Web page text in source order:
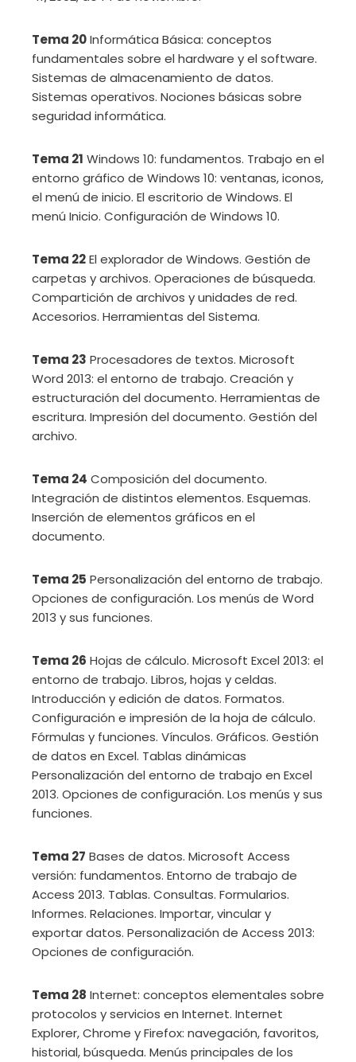
Tema 20Informática Básica: conceptos
fundamentales sobre el hardware y el software.
Sistemas de almacenamiento de datos.
Sistemas operativos. Nociones básicas sobre
seguridad informática.
Tema 21 Windows 10: fundamentos. Trabajo en el
entorno gráfico de Windows 10: ventanas, iconos,
el menú de inicio. El escritorio de Windows. El
menú Inicio. Configuración de Windows 10.
Tema 22El explorador de Windows. Gestión de
carpetas y archivos. Operaciones de búsqueda.
Compartición de archivos y unidades de red.
Accesorios. Herramientas del Sistema.
Tema 23 Procesadores de textos. Microsoft
Word 2013: el entorno de trabajo. Creación y
estructuración del documento. Herramientas de
escritura. Impresión del documento. Gestión del
archivo.
Tema 24 Composición del documento.
Integración de distintos elementos. Esquemas.
Inserción de elementos gráficos en el
documento.
Tema 25 Personalización del entorno de trabajo.
Opciones de configuración. Los menús de Word
2013 y sus funciones.
Tema 26 Hojas de cálculo. Microsoft Excel 2013: el
entorno de trabajo. Libros, hojas y celdas.
Introducción y edición de datos. Formatos.
Configuración e impresión de la hoja de cálculo.
Fórmulas y funciones. Vínculos. Gráficos. Gestión
de datos en Excel. Tablas dinámicas
Personalización del entorno de trabajo en Excel
2013. Opciones de configuración. Los menús y sus
funciones.
Tema 27 Bases de datos. Microsoft Access
versión: fundamentos. Entorno de trabajo de
Access 2013. Tablas. Consultas. Formularios.
Informes. Relaciones. Importar, vincular y
exportar datos. Personalización de Access 2013:
Opciones de configuración.
Tema 28 Internet: conceptos elementales sobre
protocolos y servicios en Internet. Internet
Explorer, Chrome y Firefox: navegación, favoritos,
historial, búsqueda. Menús principales de los